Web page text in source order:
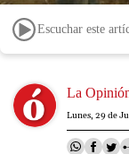
Escuchar este
Image La
Lunes, 29 de